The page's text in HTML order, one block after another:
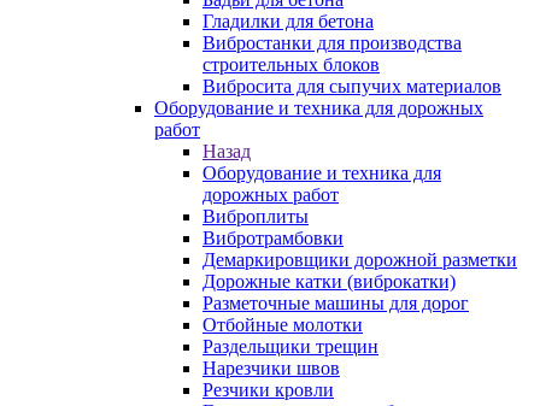
Гладилки для бетона
Вибростанки для производства
строительных блоков
Вибросита для сыпучих материалов
Оборудование и техника для дорожных
работ
Назад
Оборудование и техника для
дорожных работ
Виброплиты
Вибротрамбовки
Демаркировщики дорожной разметки
Дорожные катки (виброкатки)
Разметочные машины для дорог
Отбойные молотки
Раздельщики трещин
Нарезчики швов
Резчики кровли